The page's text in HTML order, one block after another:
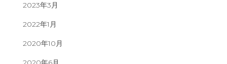
2023年3月
2022年1月
2020年10月